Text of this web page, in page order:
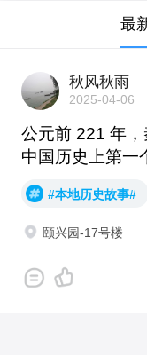
最
秋风秋雨
2025-04-06
公元前 221 年
中国历史上第一
加强对全国的
制，将全国分为
和管理的需要，
王朝的统一管理
郡之一，其郡
琊镇），这里
#本地历史故事#
颐兴园-17号楼